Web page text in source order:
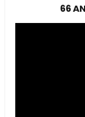
66